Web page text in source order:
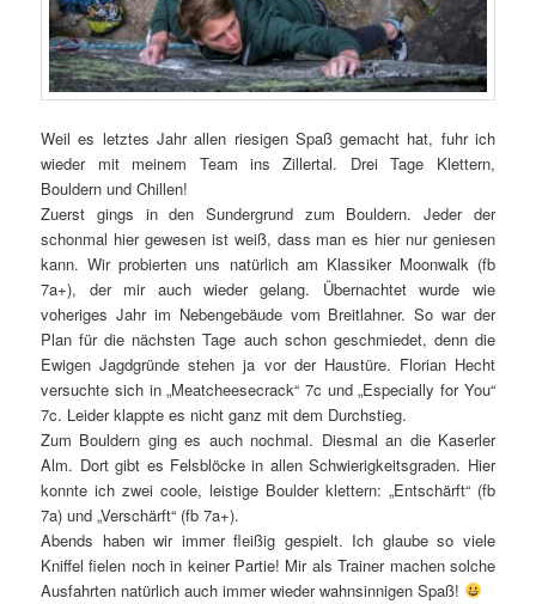
Weil es letztes Jahr allen riesigen Spaß gemacht hat, fuhr ich
wieder mit meinem Team ins Zillertal. Drei Tage Klettern,
Bouldern und Chillen!
Zuerst gings in den Sundergrund zum Bouldern. Jeder der
schonmal hier gewesen ist weiß, dass man es hier nur geniesen
kann. Wir probierten uns natürlich am Klassiker Moonwalk (fb
7a+), der mir auch wieder gelang. Übernachtet wurde wie
voheriges Jahr im Nebengebäude vom Breitlahner. So war der
Plan für die nächsten Tage auch schon geschmiedet, denn die
Ewigen Jagdgründe stehen ja vor der Haustüre. Florian Hecht
versuchte sich in „Meatcheesecrack“ 7c und „Especially for You“
7c. Leider klappte es nicht ganz mit dem Durchstieg.
Zum Bouldern ging es auch nochmal. Diesmal an die Kaserler
Alm. Dort gibt es Felsblöcke in allen Schwierigkeitsgraden. Hier
konnte ich zwei coole, leistige Boulder klettern: „Entschärft“ (fb
7a) und „Verschärft“ (fb 7a+).
Abends haben wir immer fleißig gespielt. Ich glaube so viele
Kniffel fielen noch in keiner Partie! Mir als Trainer machen solche
Ausfahrten natürlich auch immer wieder wahnsinnigen Spaß!